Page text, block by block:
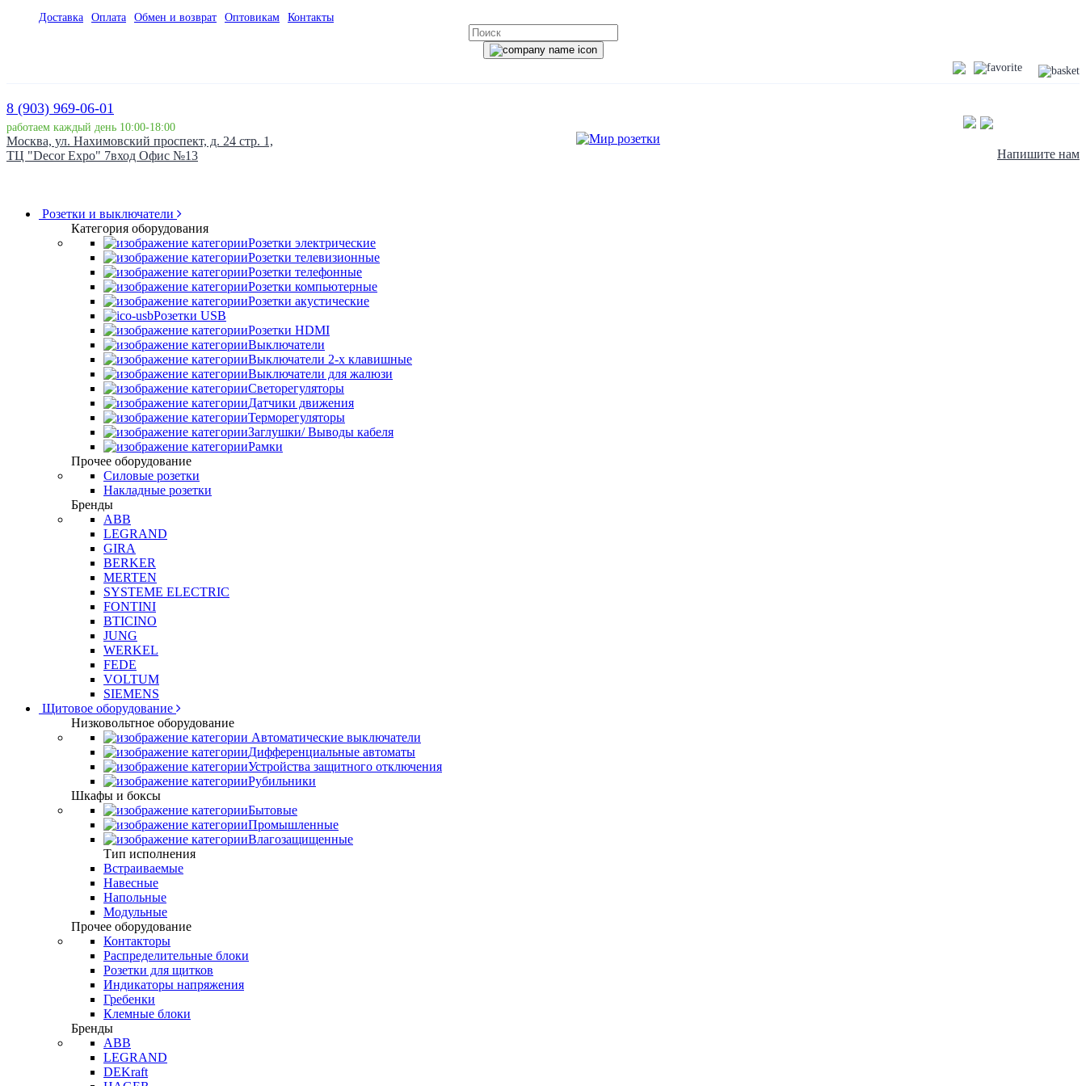
Доставка Оплата Обмен и возврат Оптовикам Контакты
8 (903) 969-06-01
работаем каждый день 10:00-18:00
Москва, ул. Нахимовский проспект, д. 24 стр. 1,
ТЦ "Decor Expo" 7вход Офис №13
Напишите нам
Розетки и выключатели
Категория оборудования
Розетки электрические
Розетки телевизионные
Розетки телефонные
Розетки компьютерные
Розетки акустические
Розетки USB
Розетки HDMI
Выключатели
Выключатели 2-х клавишные
Выключатели для жалюзи
Светорегуляторы
Датчики движения
Терморегуляторы
Заглушки/ Выводы кабеля
Рамки
Прочее оборудование
Силовые розетки
Накладные розетки
Бренды
ABB
LEGRAND
GIRA
BERKER
MERTEN
SYSTEME ELECTRIC
FONTINI
BTICINO
JUNG
WERKEL
FEDE
VOLTUM
SIEMENS
Щитовое оборудование
Низковольтное оборудование
Автоматические выключатели
Дифференциальные автоматы
Устройства защитного отключения
Рубильники
Шкафы и боксы
Бытовые
Промышленные
Влагозащищенные
Тип исполнения
Встраиваемые
Навесные
Напольные
Модульные
Прочее оборудование
Контакторы
Распределительные блоки
Розетки для щитков
Индикаторы напряжения
Гребенки
Клемные блоки
Бренды
ABB
LEGRAND
DEKraft